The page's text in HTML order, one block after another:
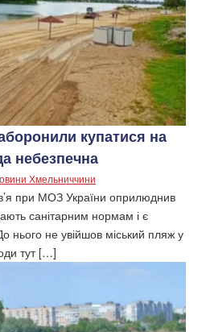
купатися на
небезпечна
Хмельниччини
при МОЗ України оприлюднив
санітарним нормам і є
нього не увійшов міський пляж у
тут […]